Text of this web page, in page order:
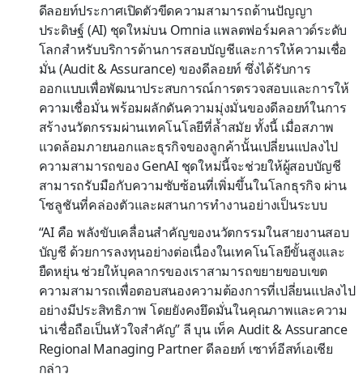
ดีลอยท์ประกาศเปิดตัวขีดความสามารถด้านปัญญา
ประดิษฐ์ (AI) ชุดใหม่บน Omnia แพลตฟอร์มคลาวด์ระดับ
โลกสำหรับบริการด้านการสอบบัญชีและการให้ความเชื่อ
มั่น (Audit & Assurance) ของดีลอยท์ ซึ่งได้รับการ
ออกแบบเพื่อพัฒนาประสบการณ์การตรวจสอบและการให้
ความเชื่อมั่น พร้อมผลักดันความมุ่งมั่นของดีลอยท์ในการ
สร้างนวัตกรรมผ่านเทคโนโลยีที่ล้ำสมัย ทั้งนี้ เมื่อสภาพ
แวดล้อมภายนอกและธุรกิจของลูกค้านั้นเปลี่ยนแปลงไป
ความสามารถของ GenAI ชุดใหม่นี้จะช่วยให้ผู้สอบบัญชี
สามารถรับมือกับความซับซ้อนที่เพิ่มขึ้นในโลกธุรกิจ ผ่าน
โซลูชันที่คล่องตัวและผสานการทำงานอย่างเป็นระบบ
“AI คือ พลังขับเคลื่อนสำคัญของนวัตกรรมในสายงานสอบ
บัญชี ด้วยการลงทุนอย่างต่อเนื่องในเทคโนโลยีขั้นสูงและ
ยืดหยุ่น ช่วยให้บุคลากรของเราสามารถขยายขอบเขต
ความสามารถเพื่อตอบสนองความต้องการที่เปลี่ยนแปลงไป
อย่างมีประสิทธิภาพ โดยยังคงยึดมั่นในคุณภาพและความ
น่าเชื่อถือเป็นหัวใจสำคัญ” ลี บุน เท็ค Audit & Assurance
Regional Managing Partner ดีลอยท์ เซาท์อีสท์เอเชีย
กล่าว